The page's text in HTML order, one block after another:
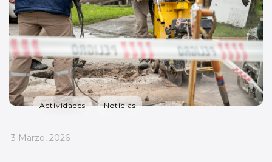
Actividades Noticias
_
3 Marzo, 2026